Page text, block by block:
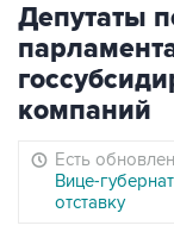
Депутаты
компаний
Есть
Вице-
отставку